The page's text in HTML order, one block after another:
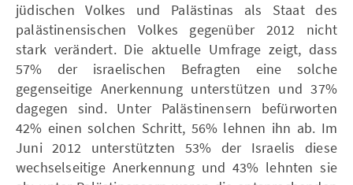
jüdischen Volkes und Palästinas als Staat des
palästinensischen Volkes gegenüber 2012 nicht
stark verändert. Die aktuelle Umfrage zeigt, dass
57% der israelischen Befragten eine solche
gegenseitige Anerkennung unterstützen und 37%
dagegen sind. Unter Palästinensern befürworten
42% einen solchen Schritt, 56% lehnen ihn ab. Im
Juni 2012 unterstützten 53% der Israelis diese
wechselseitige Anerkennung und 43% lehnten sie